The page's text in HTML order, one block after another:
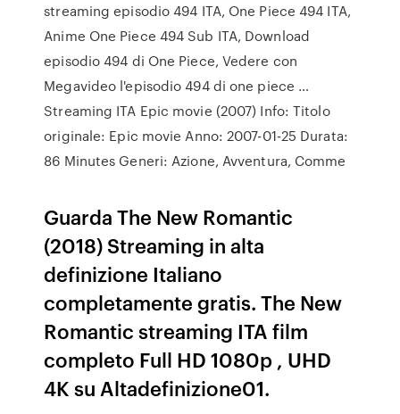
streaming episodio 494 ITA, One Piece 494 ITA,
Anime One Piece 494 Sub ITA, Download
episodio 494 di One Piece, Vedere con
Megavideo l'episodio 494 di one piece …
Streaming ITA Epic movie (2007) Info: Titolo
originale: Epic movie Anno: 2007-01-25 Durata:
86 Minutes Generi: Azione, Avventura, Comme
Guarda The New Romantic
(2018) Streaming in alta
definizione Italiano
completamente gratis. The New
Romantic streaming ITA film
completo Full HD 1080p , UHD
4K su Altadefinizione01.